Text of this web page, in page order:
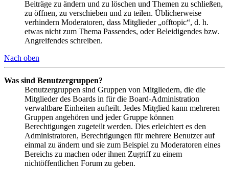
Beiträge zu ändern und zu löschen und Themen zu schließen,
zu öffnen, zu verschieben und zu teilen. Üblicherweise
verhindern Moderatoren, dass Mitglieder „offtopic“, d. h.
etwas nicht zum Thema Passendes, oder Beleidigendes bzw.
Angreifendes schreiben.
Nach oben
Was sind Benutzergruppen?
Benutzergruppen sind Gruppen von Mitgliedern, die die
Mitglieder des Boards in für die Board-Administration
verwaltbare Einheiten aufteilt. Jedes Mitglied kann mehreren
Gruppen angehören und jeder Gruppe können
Berechtigungen zugeteilt werden. Dies erleichtert es den
Administratoren, Berechtigungen für mehrere Benutzer auf
einmal zu ändern und sie zum Beispiel zu Moderatoren eines
Bereichs zu machen oder ihnen Zugriff zu einem
nichtöffentlichen Forum zu geben.